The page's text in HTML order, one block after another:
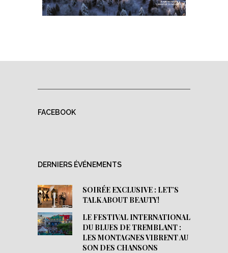
FACEBOOK
DERNIERS ÉVÉNEMENTS
SOIRÉE EXCLUSIVE : LET’S
TALK ABOUT BEAUTY!
LE FESTIVAL INTERNATIONAL
DU BLUES DE TREMBLANT :
LES MONTAGNES VIBRENT AU
SON DES CHANSONS